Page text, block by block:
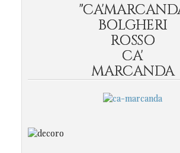
BOLGHERI
ROSSO
CA'
MARCANDA